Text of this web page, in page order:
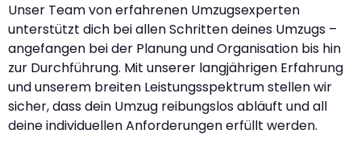
Unser Team von erfahrenen Umzugsexperten
unterstützt dich bei allen Schritten deines Umzugs –
angefangen bei der Planung und Organisation bis hin
zur Durchführung. Mit unserer langjährigen Erfahrung
und unserem breiten Leistungsspektrum stellen wir
sicher, dass dein Umzug reibungslos abläuft und all
deine individuellen Anforderungen erfüllt werden.